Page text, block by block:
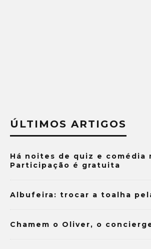
ÚLTIMOS ARTIGOS
Há noites de quiz e comédia
Participação é gratuita
Albufeira: trocar a toalha
Chamem o Oliver, o